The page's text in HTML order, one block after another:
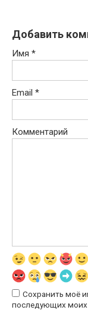
Добавить
Имя *
Email *
Комментарий
Сохранить моё
последующих моих